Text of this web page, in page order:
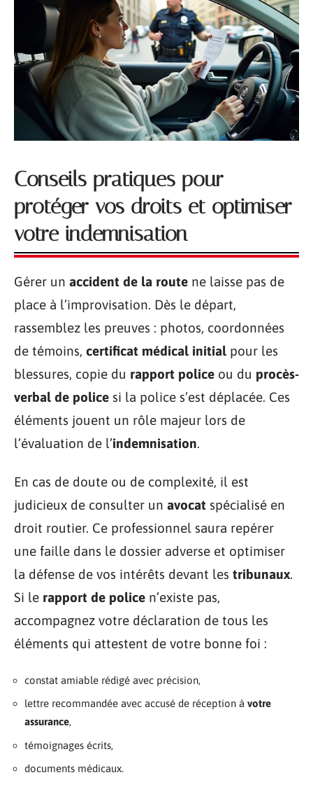
Conseils pratiques pour
protéger vos droits et optimiser
votre indemnisation
Gérer un accident de la route ne laisse pas de
place à l’improvisation. Dès le départ,
rassemblez les preuves : photos, coordonnées
de témoins, certificat médical initial pour les
blessures, copie du rapport police ou du procès-
verbal de police si la police s’est déplacée. Ces
éléments jouent un rôle majeur lors de
l’évaluation de l’indemnisation.
En cas de doute ou de complexité, il est
judicieux de consulter un avocat spécialisé en
droit routier. Ce professionnel saura repérer
une faille dans le dossier adverse et optimiser
la défense de vos intérêts devant les tribunaux.
Si le rapport de police n’existe pas,
accompagnez votre déclaration de tous les
éléments qui attestent de votre bonne foi :
constat amiable rédigé avec précision,
lettre recommandée avec accusé de réception à votre
assurance,
témoignages écrits,
documents médicaux.